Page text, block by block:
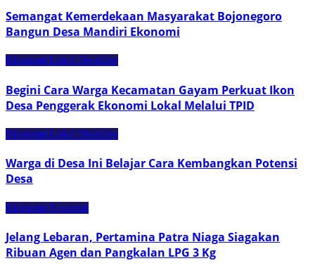
Semangat Kemerdekaan Masyarakat Bojonegoro
Bangun Desa Mandiri Ekonomi
Ekonomi Lokal Headline
Begini Cara Warga Kecamatan Gayam Perkuat Ikon
Desa Penggerak Ekonomi Lokal Melalui TPID
Ekonomi Lokal Headline
Warga di Desa Ini Belajar Cara Kembangkan Potensi
Desa
Ekonomi Nasional
Jelang Lebaran, Pertamina Patra Niaga Siagakan
Ribuan Agen dan Pangkalan LPG 3 Kg